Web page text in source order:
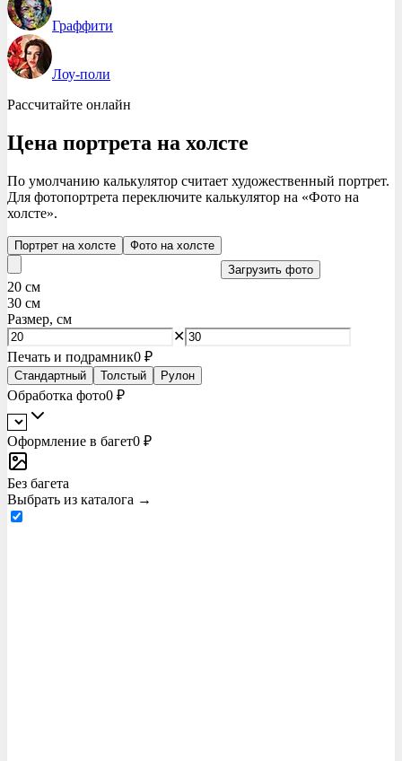
Граффити
Лоу-поли
Рассчитайте онлайн
Цена портрета на холсте
По умолчанию калькулятор считает художественный портрет.
Для фотопортрета переключите калькулятор на «Фото на
холсте».
Портрет на холсте
Фото на холсте
Загрузить фото
20 см
30 см
Размер, см
✕
Печать и подрамник0 ₽
Стандартный Толстый Рулон
Обработка фото0 ₽
Оформление в багет0 ₽
Без багета
Выбрать из каталога →